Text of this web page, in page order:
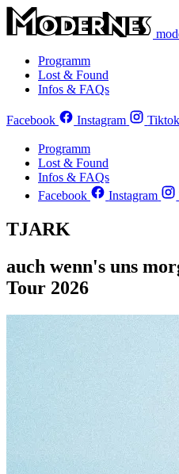
Programm
Lost & Found
Infos & FAQs
Facebook Instagram Tiktok
Programm
Lost & Found
Infos & FAQs
Facebook
Instagram
TJARK
auch wenn's uns
Tour 2026